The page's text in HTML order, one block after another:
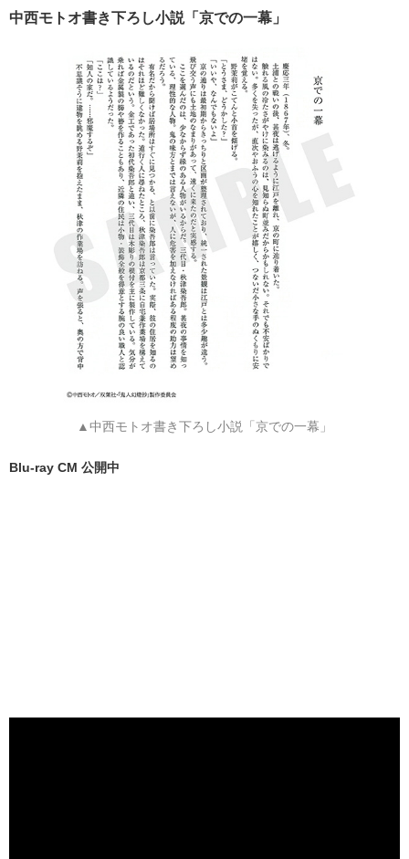
中西モトオ書き下ろし小説「京での一幕」
▲中西モトオ書き下ろし小説「京での一幕」
Blu-ray CM 公開中